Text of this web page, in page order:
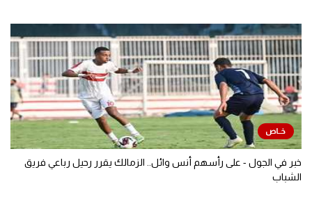
خبر في الجول - على رأسهم أنس وائل.. الزمالك يقرر رحيل رباعي فريق
الشباب